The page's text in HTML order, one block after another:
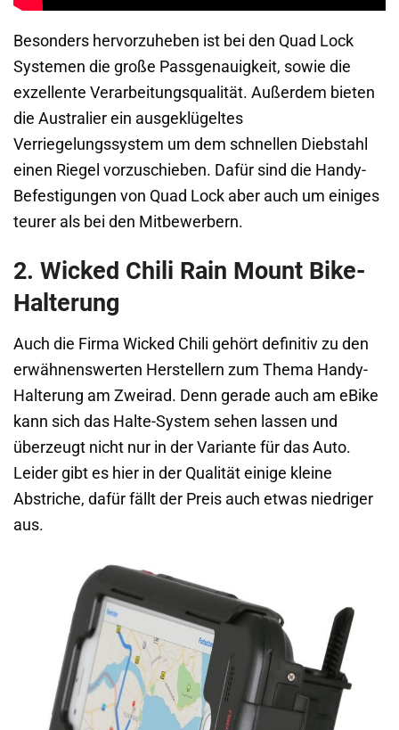
Besonders hervorzuheben ist bei den Quad Lock
Systemen die große Passgenauigkeit, sowie die
exzellente Verarbeitungsqualität. Außerdem bieten
die Australier ein ausgeklügeltes
Verriegelungssystem um dem schnellen Diebstahl
einen Riegel vorzuschieben. Dafür sind die Handy-
Befestigungen von Quad Lock aber auch um einiges
teurer als bei den Mitbewerbern.
2. Wicked Chili Rain Mount Bike-
Halterung
Auch die Firma Wicked Chili gehört definitiv zu den
erwähnenswerten Herstellern zum Thema Handy-
Halterung am Zweirad. Denn gerade auch am eBike
kann sich das Halte-System sehen lassen und
überzeugt nicht nur in der Variante für das Auto.
Leider gibt es hier in der Qualität einige kleine
Abstriche, dafür fällt der Preis auch etwas niedriger
aus.